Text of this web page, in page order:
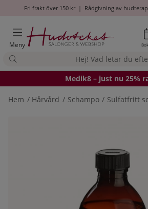
Fri frakt över 150 kr| Rådgivning av
Meny
Medik8 – just nu 25%
Hem Hårvård Schampo Sulfatfritt